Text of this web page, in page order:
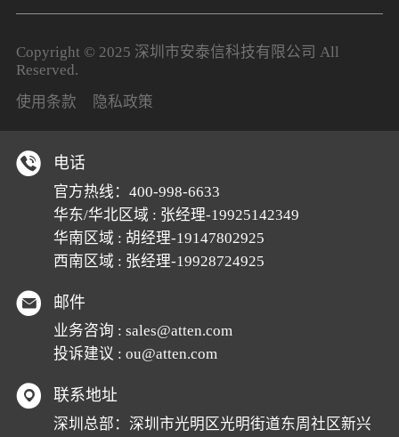
Copyright © 2025 深圳市安泰信科技有限公司 All
Reserved.
使用条款
隐私政策
电话
官方热线： 400-998-6633
华东/华北区域 : 张经理-19925142349
华南区域 : 胡经理-19147802925
西南区域 : 张经理-19928724925
邮件
业务咨询 : sales@atten.com
投诉建议 : ou@atten.com
联系地址
深圳总部：深圳市光明区光明街道东周社区新兴